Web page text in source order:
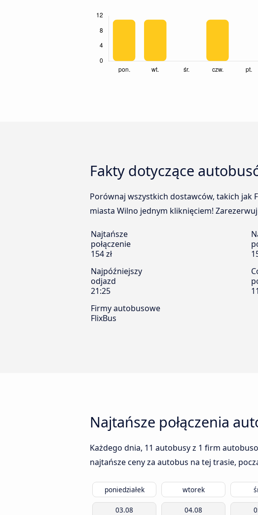
Fakty dotyczące
Porównaj wszystkich dostawców, takich jak
miasta Wilno jednym kliknięciem!
Najtańsze
połączenie
154 zł
Najpóźniejszy
odjazd
21:25
Firmy autobusowe
FlixBus
Najtańsze połączenia
Każdego dnia, 11 autobusy z 1 firm
najtańsze ceny za autobus na tej trasie,
poniedziałek wtorek
03.08 04.08